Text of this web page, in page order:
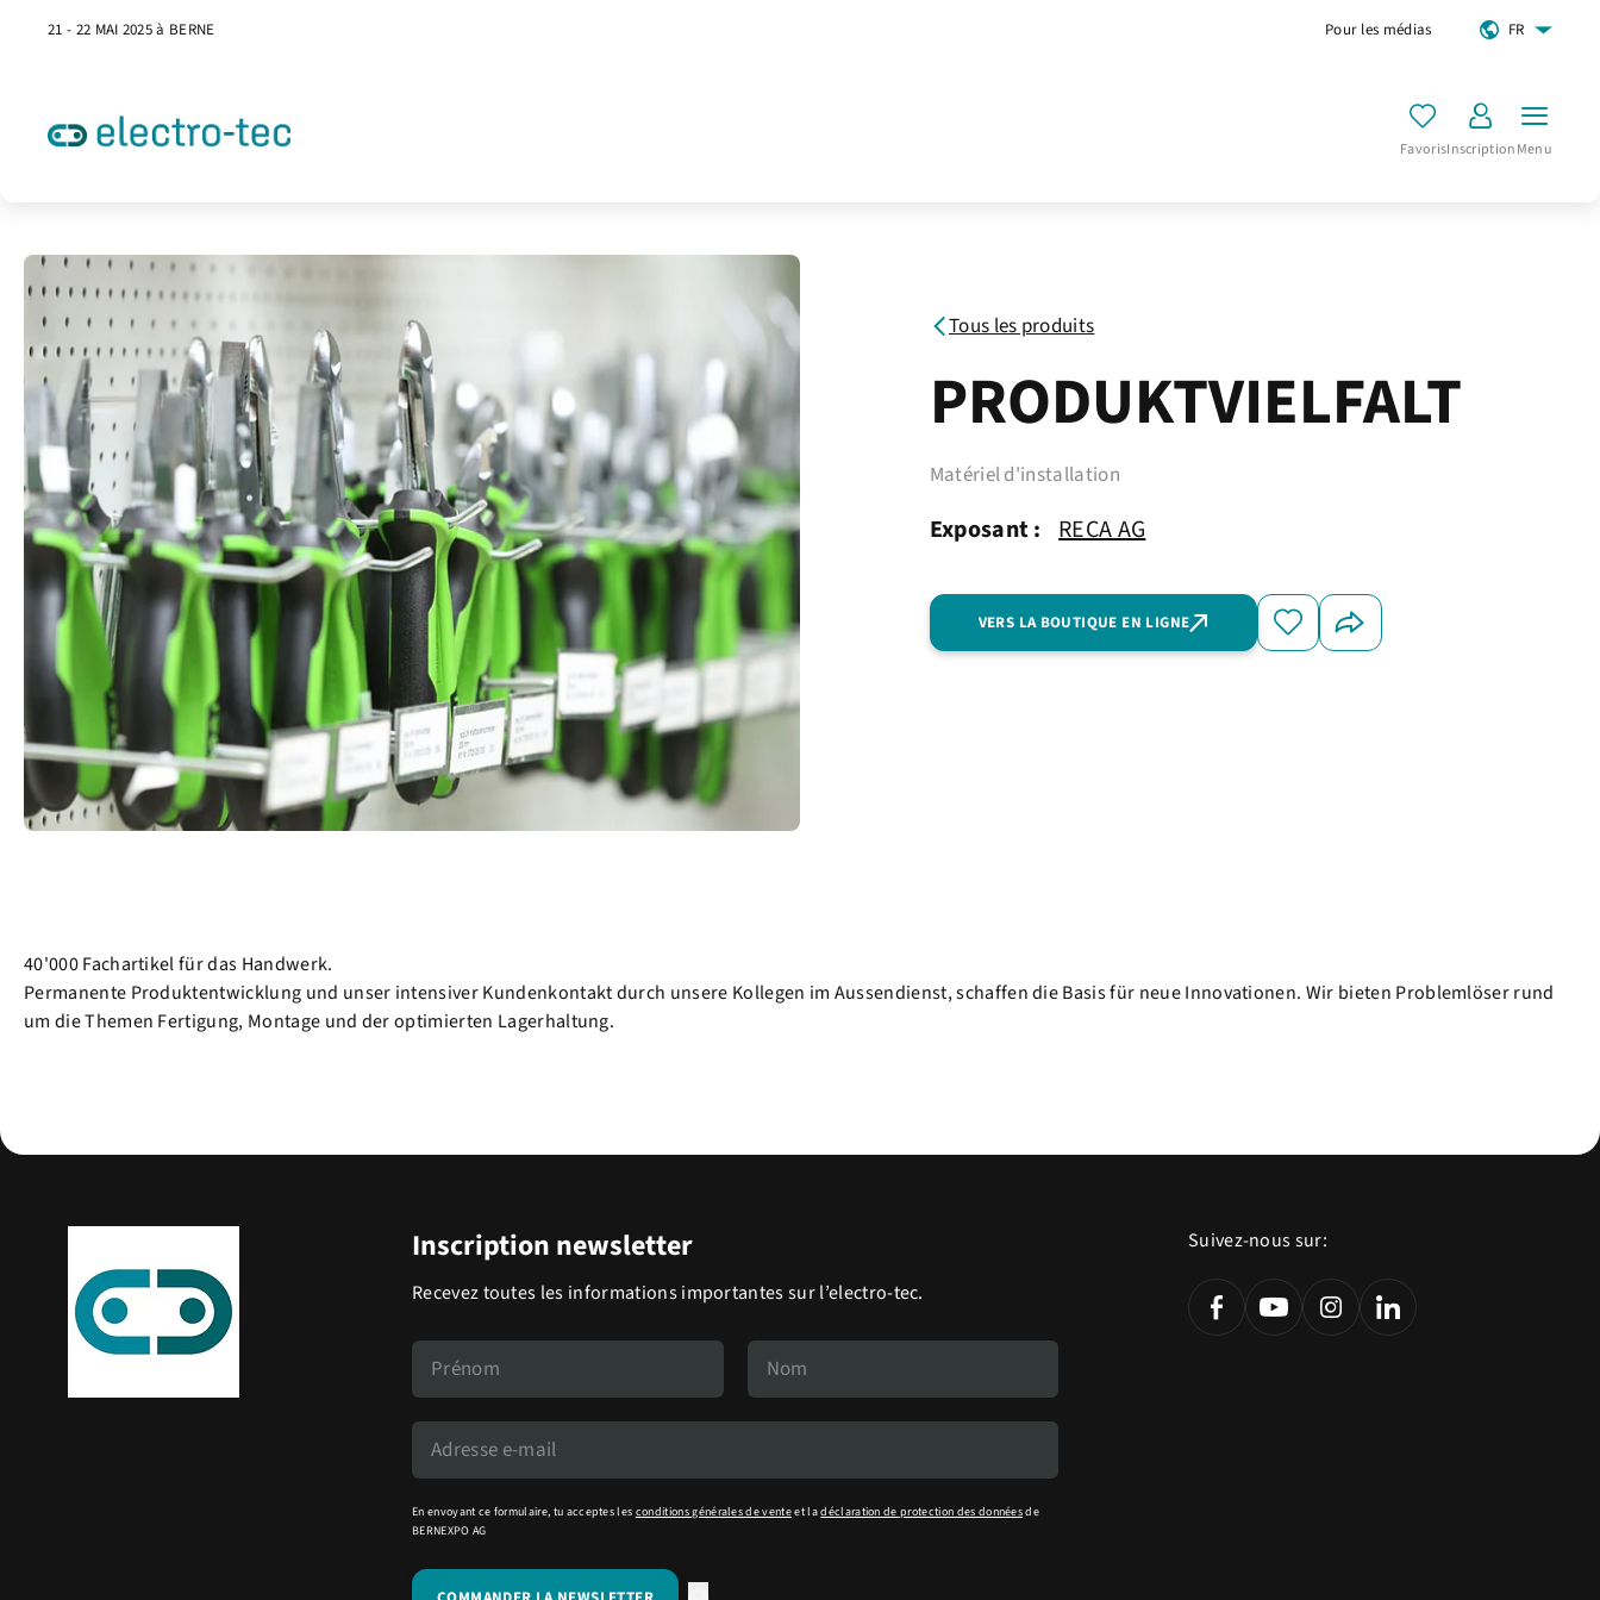
21 - 22 MAI 2025 à BERNE Pour les médias FR
FavorisInscriptionMenu
Tous les produits
PRODUKTVIELFALT
Matériel d'installation
Exposant : RECA AG
VERS LA BOUTIQUE EN LIGNE
40'000 Fachartikel für das Handwerk.
Permanente Produktentwicklung und unser intensiver Kundenkontakt durch unsere Kollegen im Aussendienst, schaffen die Basis für neue Innovationen. Wir bieten Problemlöser rund
um die Themen Fertigung, Montage und der optimierten Lagerhaltung.
Inscription newsletter
Recevez toutes les informations importantes sur l’electro-tec.
En envoyant ce formulaire, tu acceptes les conditions générales de venteet ladéclaration de protection des donnéesde
BERNEXPO AG
Suivez-nous sur: